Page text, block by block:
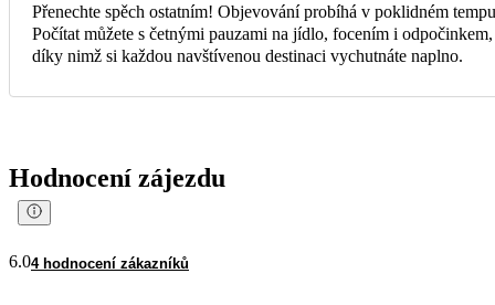
Přenechte spěch ostatním! Objevování probíhá v poklidném
Počítat můžete s četnými pauzami na jídlo, focením i odpočinkem,
díky nimž si každou navštívenou destinaci vychutnáte naplno.
Hodnocení zájezdu
6.04 hodnocení zákazníků